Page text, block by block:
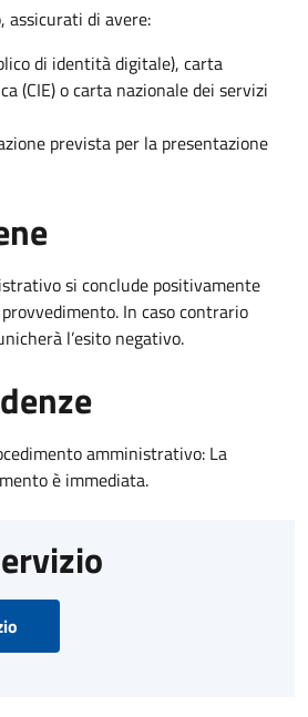
assicurati di avere:
di identità digitale), carta
(CIE) o carta nazionale dei servizi
prevista per la presentazione
si conclude positivamente
In caso contrario
l’esito negativo.
amministrativo: La
è immediata.